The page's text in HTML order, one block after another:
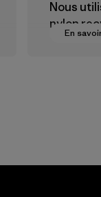
En
Nous
nylon
de